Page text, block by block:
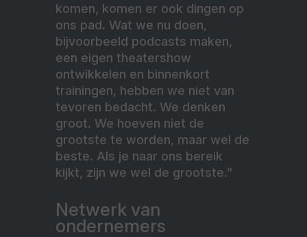
komen, komen er ook dingen op
ons pad. Wat we nu doen,
bijvoorbeeld podcasts maken,
een eigen theatershow
ontwikkelen en binnenkort
trainingen, hebben we niet van
tevoren bedacht. We denken
groot. We hoeven niet de
grootste te worden, maar wel de
beste. Als je naar ons bereik
kijkt, zijn we wel de grootste.”
Netwerk van
ondernemers